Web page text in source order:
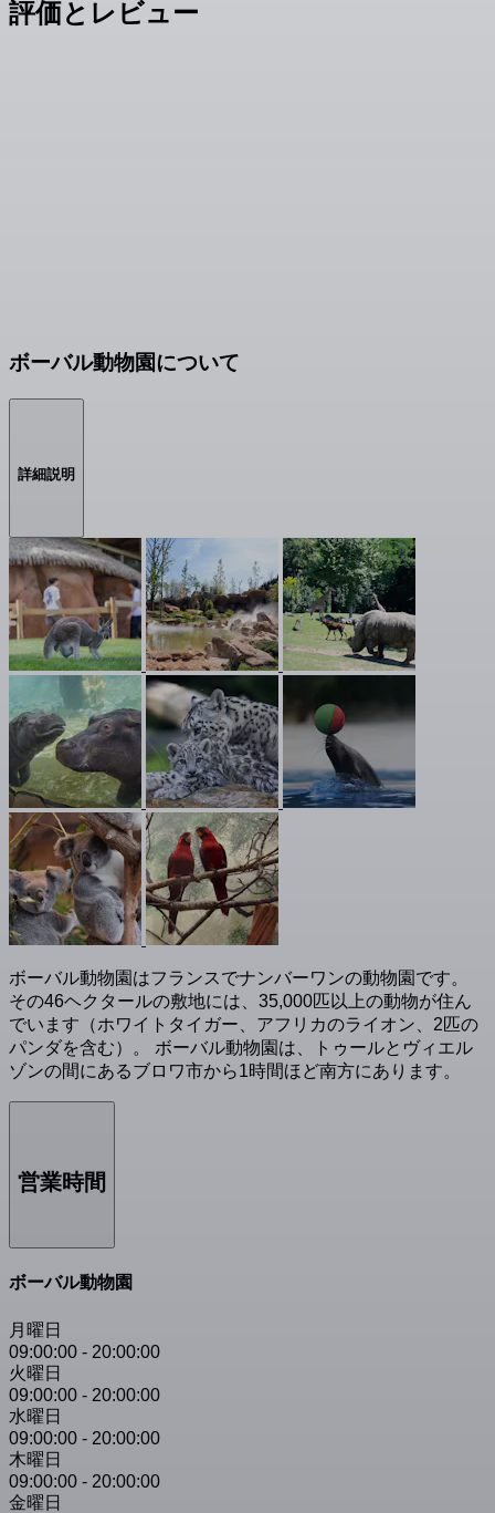
評価とレビュー
ボーバル動物園について
詳細説明
ボーバル動物園はフランスでナンバーワンの動物園です。
その46ヘクタールの敷地には、35,000匹以上の動物が住ん
でいます（ホワイトタイガー、アフリカのライオン、2匹の
パンダを含む）。 ボーバル動物園は、トゥールとヴィエル
ゾンの間にあるブロワ市から1時間ほど南方にあります。
営業時間
ボーバル動物園
月曜日
09:00:00 - 20:00:00
火曜日
09:00:00 - 20:00:00
水曜日
09:00:00 - 20:00:00
木曜日
09:00:00 - 20:00:00
金曜日